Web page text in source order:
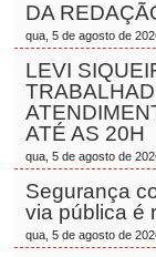
DA
qua, 5 de agosto de
LEVI
ATÉ AS 20H
qua, 5 de agosto de
Segurança
via pública é
qua, 5 de agosto de